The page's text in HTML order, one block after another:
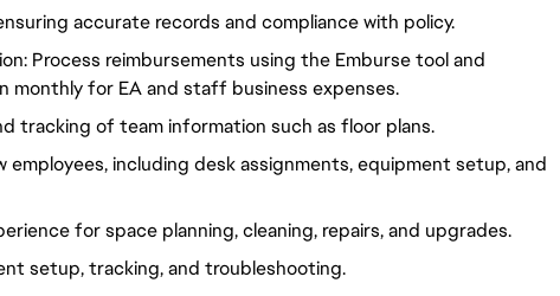
accurate records and compliance with policy.
Process reimbursements using the Emburse tool and
monthly for EA and staff business expenses.
tracking of team information such as floor plans.
including desk assignments, equipment setup, and
for space planning, cleaning, repairs, and upgrades.
setup, tracking, and troubleshooting.